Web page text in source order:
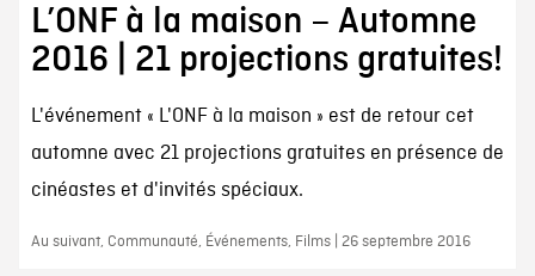
L’ONF à la maison – Automne
2016 | 21 projections gratuites!
L'événement « L'ONF à la maison » est de retour cet
automne avec 21 projections gratuites en présence de
cinéastes et d'invités spéciaux.
Au suivant, Communauté, Événements, Films | 26 septembre 2016